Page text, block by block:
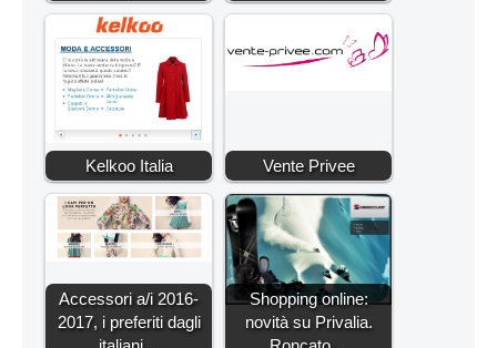
Kelkoo Italia Vente Privee
Accessori a/i 2016-
2017, i preferiti dagli
Shopping online:
novità su Privalia.